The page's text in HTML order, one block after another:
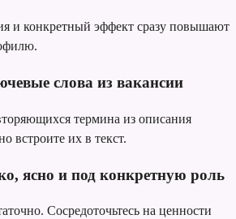
и конкретный эффект сразу повышают
слова из вакансии
термина из описания
встроите их в текст.
ясно и под конкретную роль
Сосредоточьтесь на ценности